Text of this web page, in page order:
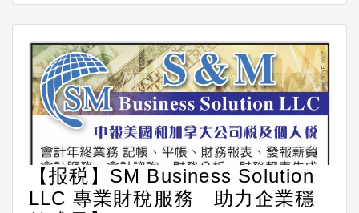
【报税】SM Business Solution
LLC 專業財稅服務 助力企業穩